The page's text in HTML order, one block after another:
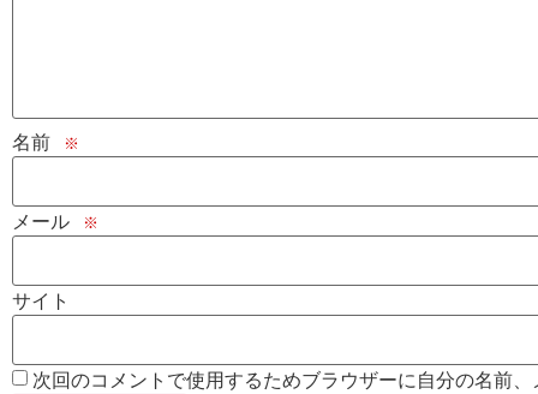
名前 ※
メール ※
サイト
次回のコメントで使用するためブラウザーに自分の名前